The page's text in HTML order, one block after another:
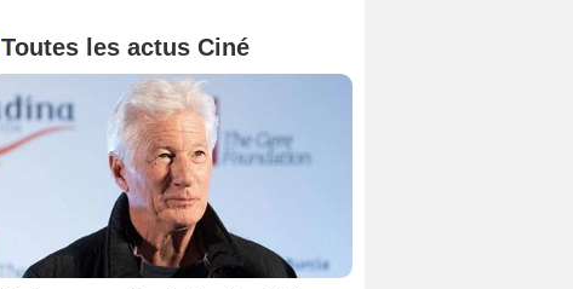
Toutes les actus Ciné